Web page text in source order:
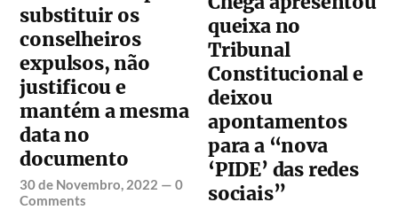
substituir os
conselheiros
expulsos, não
justificou e
mantém a mesma
data no
documento
30 de Novembro, 2022 —0
Comments
queixa no
Tribunal
Constitucional e
deixou
apontamentos
para a “nova
‘PIDE’ das redes
sociais”